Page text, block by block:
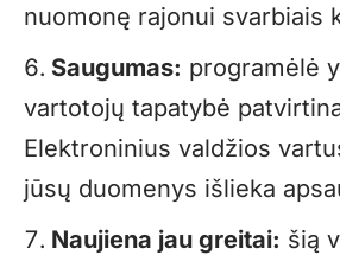
nuomonę rajonui svarbiais
Saugumas: programėlė
vartotojų tapatybė
Elektroninius valdžios
jūsų duomenys išlieka
Naujiena jau greitai: šią